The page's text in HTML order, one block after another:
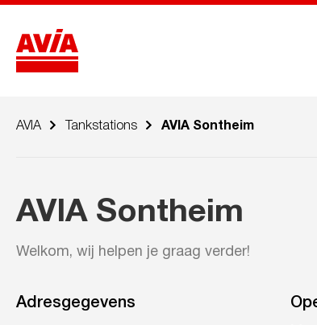
AVIA Tankstations AVIA Sontheim
AVIA Sontheim
Welkom, wij helpen je graag verder!
Adresgegevens